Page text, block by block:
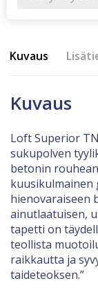
Kuvaus
Kuvaus
Loft Superior
sukupolven
betonin
kuusikulmainen
hienovaraiseen
ainutlaatuisen,
tapetti on
teollista
raikkautta ja
taideteoksen.”